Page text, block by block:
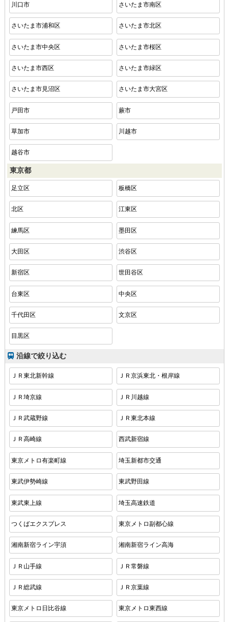
川口市 さいたま市南区
さいたま市浦和区 さいたま市北区
さいたま市中央区 さいたま市桜区
さいたま市西区 さいたま市緑区
さいたま市見沼区 さいたま市大宮区
戸田市 蕨市
草加市 川越市
越谷市
東京都
足立区 板橋区
北区 江東区
練馬区 墨田区
大田区 渋谷区
新宿区 世田谷区
台東区 中央区
千代田区 文京区
目黒区
沿線で絞り込む
ＪＲ東北新幹線 ＪＲ京浜東北・根岸線
ＪＲ埼京線 ＪＲ川越線
ＪＲ武蔵野線 ＪＲ東北本線
ＪＲ高崎線 西武新宿線
東京メトロ有楽町線 埼玉新都市交通
東武伊勢崎線 東武野田線
東武東上線 埼玉高速鉄道
つくばエクスプレス 東京メトロ副都心線
湘南新宿ライン宇須 湘南新宿ライン高海
ＪＲ山手線 ＪＲ常磐線
ＪＲ総武線 ＪＲ京葉線
東京メトロ日比谷線 東京メトロ東西線